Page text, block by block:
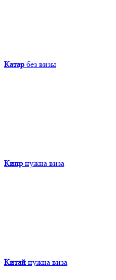
Катар без визы
Кипр нужна виза
Китай нужна виза